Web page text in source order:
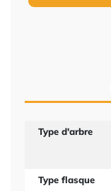
Type d'arbre
Type flasque